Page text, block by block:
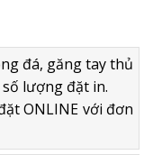
đá, găng tay thủ
lượng đặt in.
ONLINE với đơn